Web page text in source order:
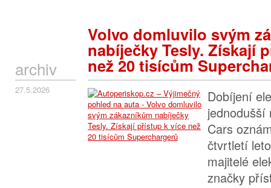
Volvo domluvilo svým
nabíječky Tesly. Získají
než 20 tisícům
archiv
27.5.2026
Dobíjení
jednodušší
Cars
čtvrtletí
majitelé
značky